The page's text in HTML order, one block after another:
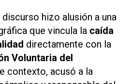
discurso hizo alusión a una
que vincula la caída
directamente con la
Voluntaria del
contexto, acusó a la